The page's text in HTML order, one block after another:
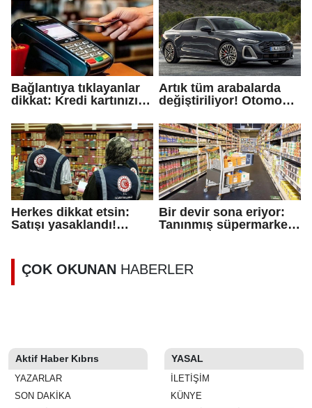
Bağlantıya tıklayanlar
dikkat: Kredi kartınızı
Artık tüm arabalarda
değiştiriliyor! Otomobil
Herkes dikkat etsin:
Satışı yasaklandı!
Bir devir sona eriyor:
Tanınmış süpermarket
ÇOK OKUNAN HABERLER
Aktif Haber Kıbrıs
YAZARLAR
SON DAKİKA
YASAL
İLETIŞIM
KÜNYE